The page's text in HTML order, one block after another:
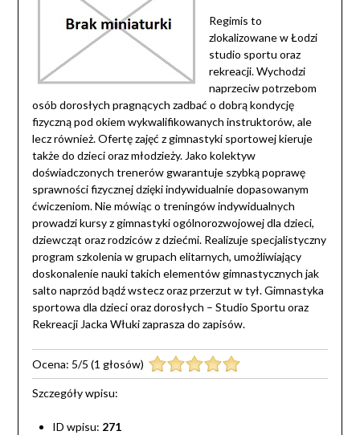
Regimis to
zlokalizowane w Łodzi
studio sportu oraz
rekreacji. Wychodzi
naprzeciw potrzebom
osób dorosłych pragnących zadbać o dobrą kondycję
fizyczną pod okiem wykwalifikowanych instruktorów, ale
lecz również. Ofertę zajęć z gimnastyki sportowej kieruje
także do dzieci oraz młodzieży. Jako kolektyw
doświadczonych trenerów gwarantuje szybką poprawę
sprawności fizycznej dzięki indywidualnie dopasowanym
ćwiczeniom. Nie mówiąc o treningów indywidualnych
prowadzi kursy z gimnastyki ogólnorozwojowej dla dzieci,
dziewcząt oraz rodziców z dziećmi. Realizuje specjalistyczny
program szkolenia w grupach elitarnych, umożliwiający
doskonalenie nauki takich elementów gimnastycznych jak
salto naprzód bądź wstecz oraz przerzut w tył. Gimnastyka
sportowa dla dzieci oraz dorosłych – Studio Sportu oraz
Rekreacji Jacka Włuki zaprasza do zapisów.
Ocena: 5/5 (1 głosów)
Szczegóły wpisu:
ID wpisu: 271